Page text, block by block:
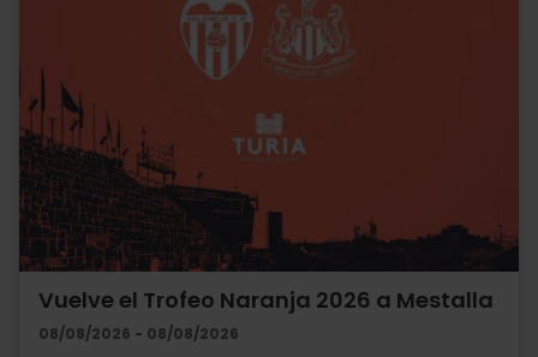
Vuelve el Trofeo Naranja 2026 a Mestalla
08/08/2026 - 08/08/2026